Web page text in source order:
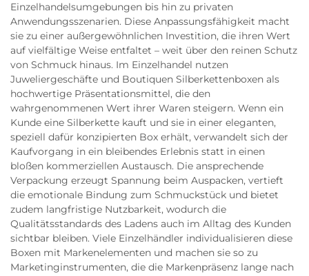
Einzelhandelsumgebungen bis hin zu privaten
Anwendungsszenarien. Diese Anpassungsfähigkeit macht
sie zu einer außergewöhnlichen Investition, die ihren Wert
auf vielfältige Weise entfaltet – weit über den reinen Schutz
von Schmuck hinaus. Im Einzelhandel nutzen
Juweliergeschäfte und Boutiquen Silberkettenboxen als
hochwertige Präsentationsmittel, die den
wahrgenommenen Wert ihrer Waren steigern. Wenn ein
Kunde eine Silberkette kauft und sie in einer eleganten,
speziell dafür konzipierten Box erhält, verwandelt sich der
Kaufvorgang in ein bleibendes Erlebnis statt in einen
bloßen kommerziellen Austausch. Die ansprechende
Verpackung erzeugt Spannung beim Auspacken, vertieft
die emotionale Bindung zum Schmuckstück und bietet
zudem langfristige Nutzbarkeit, wodurch die
Qualitätsstandards des Ladens auch im Alltag des Kunden
sichtbar bleiben. Viele Einzelhändler individualisieren diese
Boxen mit Markenelementen und machen sie so zu
Marketinginstrumenten, die die Markenpräsenz lange nach